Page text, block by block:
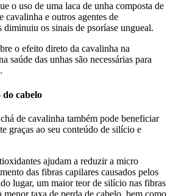
o uso de uma laca de unha composta de
cavalinha e outros agentes de
diminuiu os sinais de psoríase ungueal.
o efeito direto da cavalinha na
saúde das unhas são necessárias para
do cabelo
de cavalinha também pode beneficiar
graças ao seu conteúdo de silício e
ajudam a reduzir a micro
das fibras capilares causados ​​pelos
lugar, um maior teor de silício nas fibras
menor taxa de perda de cabelo, bem como